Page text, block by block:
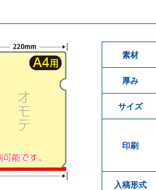
素材
厚み
サイズ
印刷
入稿形式